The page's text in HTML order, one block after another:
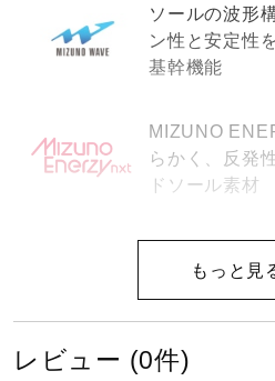
健康／エクササイズ
メディカル
コラボ／ライセンス
セール
ソールの波形
ン性と安定性
基幹機能
MIZUNO
らかく、反発
ドソール素材
発ソール素材
ル。
ap+と同等の
レビュー (0件)